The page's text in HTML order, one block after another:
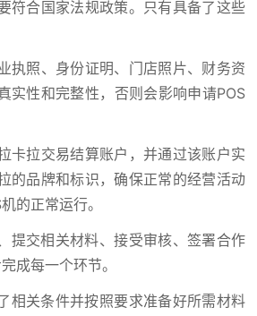
符合国家法规政策。只有具备了这些
执照、身份证明、门店照片、财务资
实性和完整性，否则会影响申请POS
卡拉交易结算账户，并通过该账户实
的品牌和标识，确保正常的经营活动
的正常运行。
提交相关材料、接受审核、签署合作
成每一个环节。
相关条件并按照要求准备好所需材料